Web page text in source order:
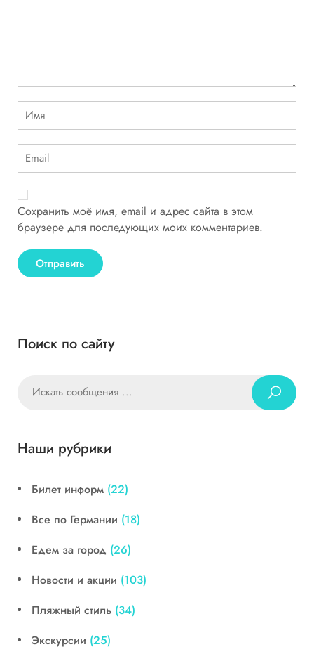
Сохранить моё имя, email и адрес сайта в этом
браузере для последующих моих комментариев.
Поиск по сайту
Наши рубрики
Билет информ (22)
Все по Германии (18)
Едем за город (26)
Новости и акции (103)
Пляжный стиль (34)
Экскурсии (25)